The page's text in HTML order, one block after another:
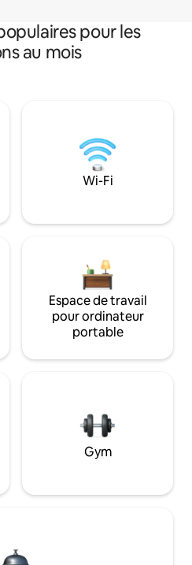
pour les
au mois
Wi-Fi
Espace de travail
pour ordinateur
portable
Gym